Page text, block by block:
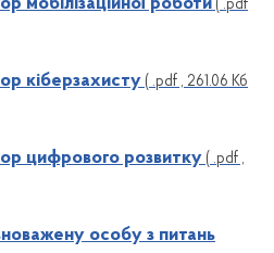
( .pdf
кіберзахисту ( .pdf , 261.06 Кб
цифрового розвитку ( .pdf ,
особу з питань